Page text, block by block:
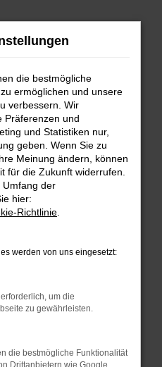
ERROR
dir helfen können:
und deine
zum Beispiel deine
wie Werbeblocker,
die Seite in einem
in einem privaten
die bestmögliche
ermöglichen und unsere
verbessern. Wir
Präferenzen und
und Statistiken nur,
geben. Wenn Sie zu
Meinung ändern, können
für die Zukunft widerrufen.
Umfang der
hier:
Richtlinie
werden von uns eingesetzt:
um die
zu gewährleisten.
die bestmögliche Funktionalität
Drittanbietern wie Google